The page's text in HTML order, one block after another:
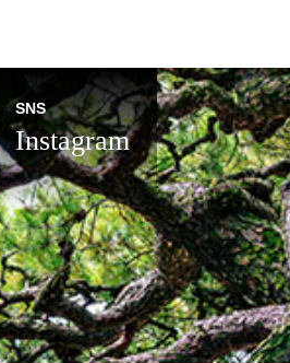
SNS
Instagram